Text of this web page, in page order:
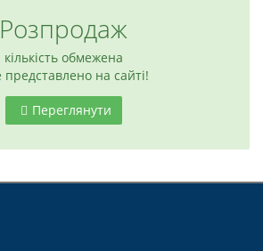
Розпродаж
кількість обмежена
представлено на сайті!
Переглянути